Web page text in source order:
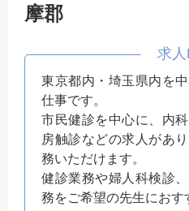
摩郡
東京都内・埼玉県内を
仕事です。
市民健診を中心に、内
房触診などの求人があ
務いただけます。
健診業務や婦人科検診
務をご希望の先生におす